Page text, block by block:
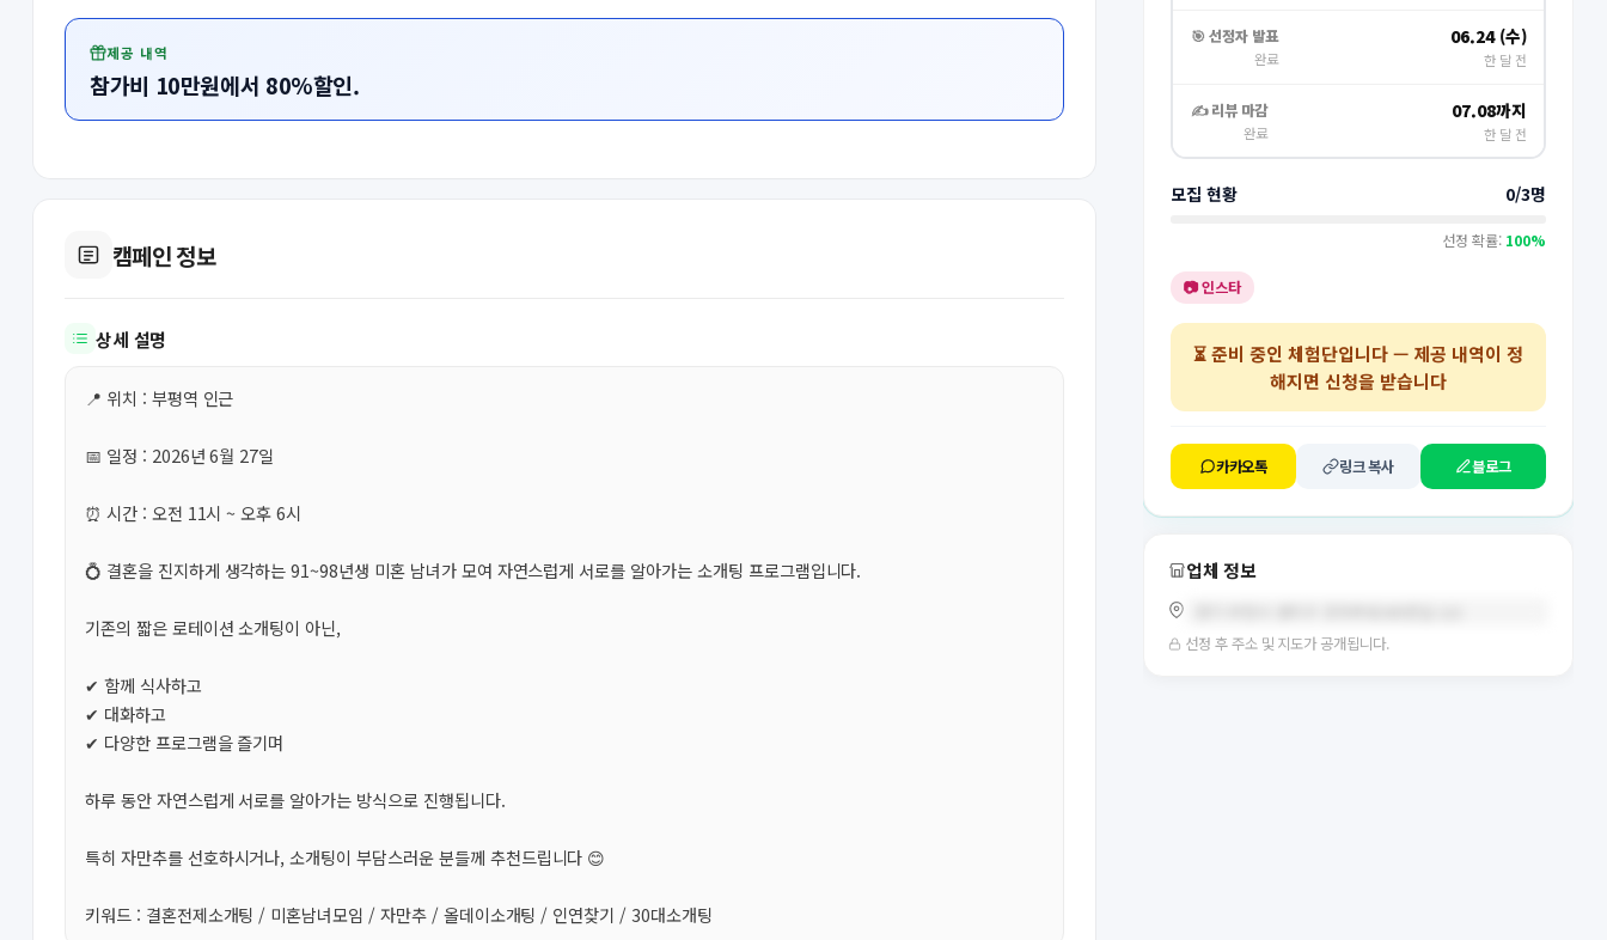
제공 내역
참가비 10만원에서 80%할인.
캠페인 정보
상세 설명
📍 위치 : 부평역 인근
📅 일정 : 2026년 6월 27일
⏰ 시간 : 오전 11시 ~ 오후 6시
💍 결혼을 진지하게 생각하는 91~98년생 미혼 남녀가 모여 자연스럽게 서로를 알아가는 소개팅 프로그램입니다.
기존의 짧은 로테이션 소개팅이 아닌,
✔ 함께 식사하고
✔ 대화하고
✔ 다양한 프로그램을 즐기며
하루 동안 자연스럽게 서로를 알아가는 방식으로 진행됩니다.
특히 자만추를 선호하시거나, 소개팅이 부담스러운 분들께 추천드립니다 😊
키워드 : 결혼전제소개팅 / 미혼남녀모임 / 자만추 / 올데이소개팅 / 인연찾기 / 30대소개팅
🎯 선정자 발표
완료
06.24 (수)
한 달 전
✍️ 리뷰 마감
완료
07.08까지
한 달 전
모집 현황 0/3명
선정 확률: 100%
📷 인스타
⏳준비 중인 체험단입니다 — 제공 내역이 정
해지면 신청을 받습니다
카카오톡 링크 복사 블로그
업체 정보
선정 후 주소 및 지도가 공개됩니다.